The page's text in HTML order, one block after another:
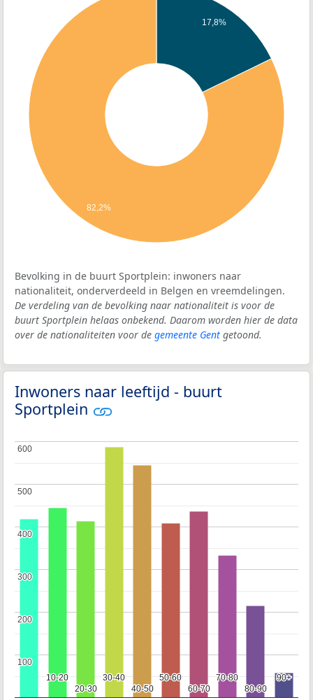
17,8%
82,2%
Bevolking in de buurt Sportplein: inwoners naar
nationaliteit, onderverdeeld in Belgen en vreemdelingen.
De verdeling van de bevolking naar nationaliteit is voor de
buurt Sportplein helaas onbekend. Daarom worden hier de data
over de nationaliteiten voor de gemeente Gent getoond.
Inwoners naar leeftijd - buurt
Sportplein
10-20
10-20
20-30
20-30
30-40
30-40
40-50
40-50
50-60
50-60
60-70
60-70
70-80
70-80
80-90
80-90
90+
90+
100
100
200
200
300
300
400
400
500
500
600
600